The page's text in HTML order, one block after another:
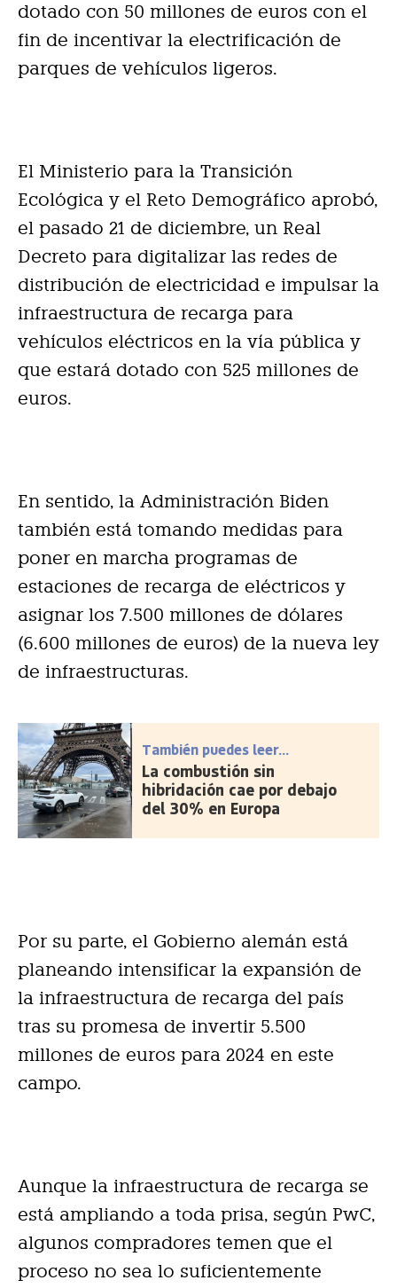
dotado con 50 millones de euros con el
fin de incentivar la electrificación de
parques de vehículos ligeros.
El Ministerio para la Transición
Ecológica y el Reto Demográfico aprobó,
el pasado 21 de diciembre, un Real
Decreto para digitalizar las redes de
distribución de electricidad e impulsar la
infraestructura de recarga para
vehículos eléctricos en la vía pública y
que estará dotado con 525 millones de
euros.
En sentido, la Administración Biden
también está tomando medidas para
poner en marcha programas de
estaciones de recarga de eléctricos y
asignar los 7.500 millones de dólares
(6.600 millones de euros) de la nueva ley
de infraestructuras.
También puedes leer...
La combustión sin
hibridación cae por debajo
del 30% en Europa
Por su parte, el Gobierno alemán está
planeando intensificar la expansión de
la infraestructura de recarga del país
tras su promesa de invertir 5.500
millones de euros para 2024 en este
campo.
Aunque la infraestructura de recarga se
está ampliando a toda prisa, según PwC,
algunos compradores temen que el
proceso no sea lo suficientemente